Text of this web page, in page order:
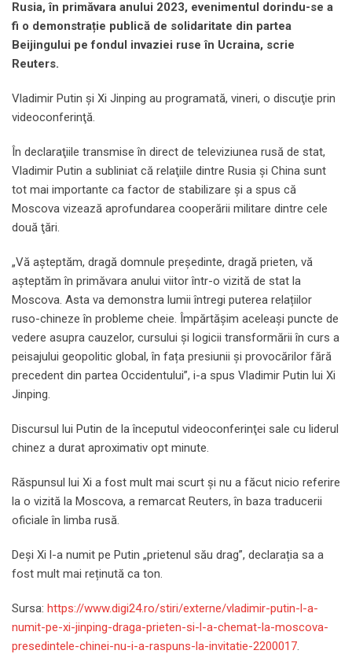
Rusia, în primăvara anului 2023, evenimentul dorindu-se a
fi o demonstrație publică de solidaritate din partea
Beijingului pe fondul invaziei ruse în Ucraina, scrie
Reuters.
Vladimir Putin şi Xi Jinping au programată, vineri, o discuţie prin
videoconferinţă.
În declaraţiile transmise în direct de televiziunea rusă de stat,
Vladimir Putin a subliniat că relaţiile dintre Rusia şi China sunt
tot mai importante ca factor de stabilizare şi a spus că
Moscova vizează aprofundarea cooperării militare dintre cele
două ţări.
„Vă aşteptăm, dragă domnule preşedinte, dragă prieten, vă
aşteptăm în primăvara anului viitor într-o vizită de stat la
Moscova. Asta va demonstra lumii întregi puterea relațiilor
ruso-chineze în probleme cheie. Împărtășim aceleași puncte de
vedere asupra cauzelor, cursului și logicii transformării în curs a
peisajului geopolitic global, în fața presiunii și provocărilor fără
precedent din partea Occidentului”, i-a spus Vladimir Putin lui Xi
Jinping.
Discursul lui Putin de la începutul videoconferinţei sale cu liderul
chinez a durat aproximativ opt minute.
Răspunsul lui Xi a fost mult mai scurt și nu a făcut nicio referire
la o vizită la Moscova, a remarcat Reuters, în baza traducerii
oficiale în limba rusă.
Deși Xi l-a numit pe Putin „prietenul său drag”, declarația sa a
fost mult mai reținută ca ton.
Sursa: https://www.digi24.ro/stiri/externe/vladimir-putin-l-a-
numit-pe-xi-jinping-draga-prieten-si-l-a-chemat-la-moscova-
presedintele-chinei-nu-i-a-raspuns-la-invitatie-2200017.